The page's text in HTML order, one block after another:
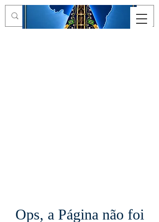
Ops, a Página não foi